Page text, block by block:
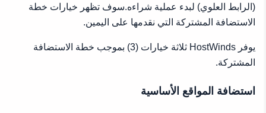
(الرابط العلوي) لبدء عملية شراءه.سوف تظهر خيارات خطة
الاستضافة المشتركة التي نقدمها على اليمين.
يوفر HostWinds ثلاثة خيارات (3) بموجب خطة الاستضافة
المشتركة.
استضافة المواقع الأساسية